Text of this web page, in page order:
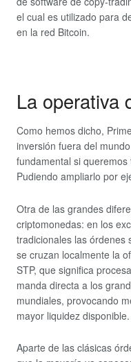
el cual es utilizado para
en la red Bitcoin.
La operativa
Como hemos dicho,
inversión fuera del
fundamental si
Pudiendo ampliarlo por
Otra de las grandes
criptomonedas: en los
tradicionales las órdenes
se cruzan localmente la
STP, que significa
manda directa a los
mundiales, provocando
mayor liquidez disponible.
Aparte de las clásicas